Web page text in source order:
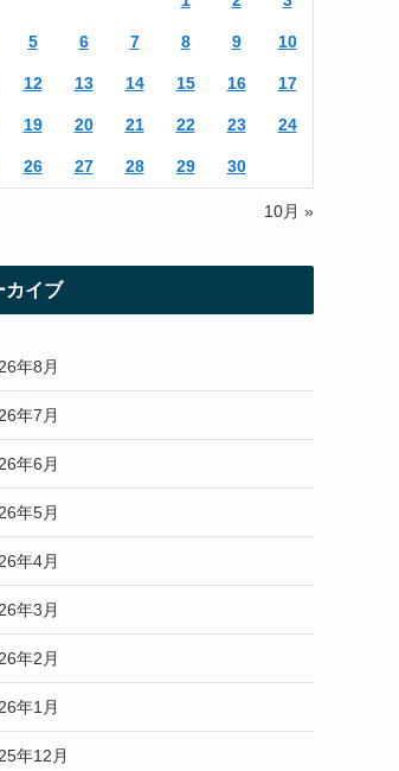
5 6 7 8 9 10
12 13 14 15 16 17
19 20 21 22 23 24
26 27 28 29 30
10月 »
カイブ
年8月
年7月
年6月
年5月
年4月
年3月
年2月
年1月
年12月